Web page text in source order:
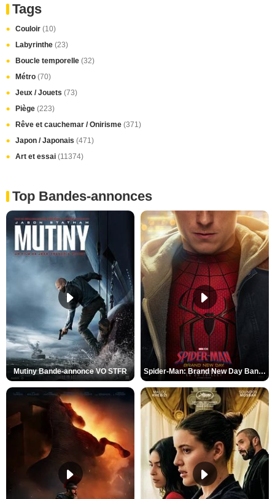
Tags
Couloir (10)
Labyrinthe (23)
Boucle temporelle (32)
Métro (70)
Jeux / Jouets (73)
Piège (223)
Rêve et cauchemar / Onirisme (371)
Japon / Japonais (471)
Art et essai (11374)
Top Bandes-annonces
Mutiny Bande-annonce VO STFR Spider-Man: Brand New Day Bande-annonce VO STFR